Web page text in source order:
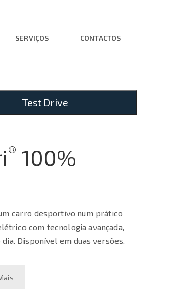
SERVIÇOS CONTACTOS
Test Drive
® 100%
carro desportivo num prático
com tecnologia avançada,
Disponível em duas versões.